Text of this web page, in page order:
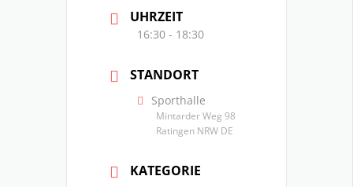
UHRZEIT
16:30 - 18:30
STANDORT
Sporthalle
Mintarder Weg 98
Ratingen NRW DE
KATEGORIE